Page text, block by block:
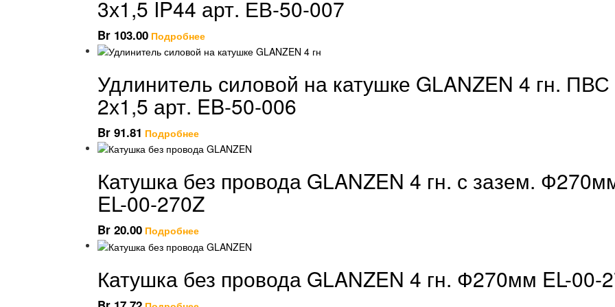
3х1,5 IP44 арт. ЕВ-50-007
Br 103.00 Подробнее
Удлинитель силовой на катушке GLANZEN 4 гн. ПВС
2х1,5 арт. EB-50-006
Br 91.81 Подробнее
Катушка без провода GLANZEN 4 гн. с зазем.
EL-00-270Z
Br 20.00 Подробнее
Катушка без провода GLANZEN 4 гн. Ф270мм EL-00-